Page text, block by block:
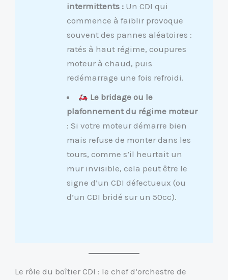
intermittents :Un CDI qui
commence à faiblir provoque
souvent des pannes aléatoires :
ratés à haut régime, coupures
moteur à chaud, puis
redémarrage une fois refroidi.
Le bridage ou le
plafonnement du régime moteur
: Si votre moteur démarre bien
mais refuse de monter dans les
tours, comme s’il heurtait un
mur invisible, cela peut être le
signe d’un CDI défectueux (ou
d’un CDI bridé sur un 50cc).
Le rôle du boîtier CDI : le chef d’orchestre de